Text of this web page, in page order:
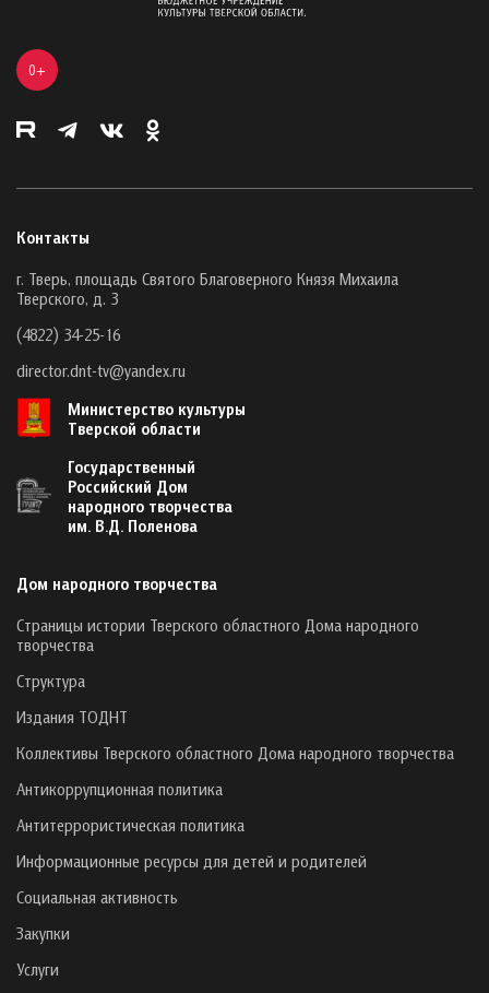
0+
Контакты
г. Тверь, площадь Святого Благоверного Князя Михаила
Тверского, д. 3
(4822) 34-25-16
director.dnt-tv@yandex.ru
Министерство культуры
Тверской области
Государственный
Российский Дом
народного творчества
им. В.Д. Поленова
Дом народного творчества
Страницы истории Тверского областного Дома народного
творчества
Структура
Издания ТОДНТ
Коллективы Тверского областного Дома народного творчества
Антикоррупционная политика
Антитеррористическая политика
Информационные ресурсы для детей и родителей
Социальная активность
Закупки
Услуги